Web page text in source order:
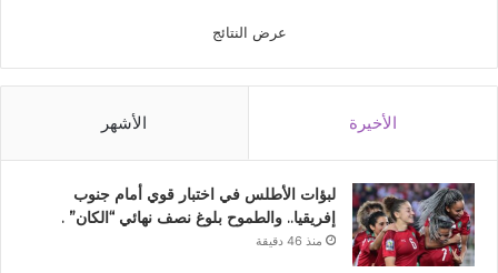
عرض النتائج
الأخيرة الأشهر
لبؤات الأطلس في اختبار قوي أمام جنوب
إفريقيا.. والطموح بلوغ نصف نهائي “الكان” .
منذ 46 دقيقة